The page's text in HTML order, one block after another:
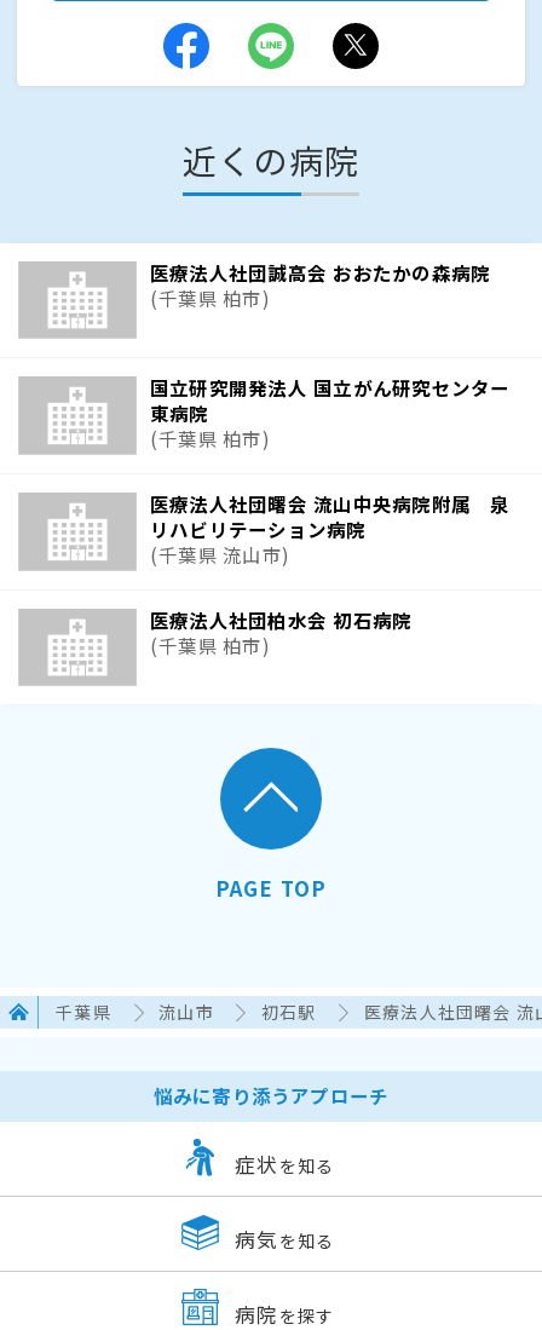
近くの病院
医療法人社団誠高会 おおたかの森病院
(千葉県 柏市)
国立研究開発法人 国立がん研究センター
東病院
(千葉県 柏市)
医療法人社団曙会 流山中央病院附属 泉
リハビリテーション病院
(千葉県 流山市)
医療法人社団柏水会 初石病院
(千葉県 柏市)
PAGE TOP
千葉県 流山市 初石駅 医療法人社団曙会 流
悩みに寄り添うアプローチ
症状 を知る
病気 を知る
病院 を探す